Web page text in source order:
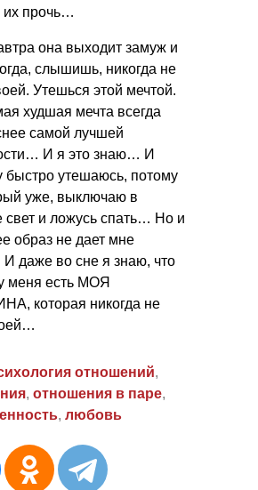
их прочь…
она выходит замуж и
слышишь, никогда не
Утешься этой мечтой.
худшая мечта всегда
самой лучшей
И я это знаю… И
быстро утешаюсь, потому
уже, выключаю в
свет и ложусь спать… Но и
образ не дает мне
даже во сне я знаю, что
меня есть МОЯ
которая никогда не
отношений,
, отношения в паре,
, любовь